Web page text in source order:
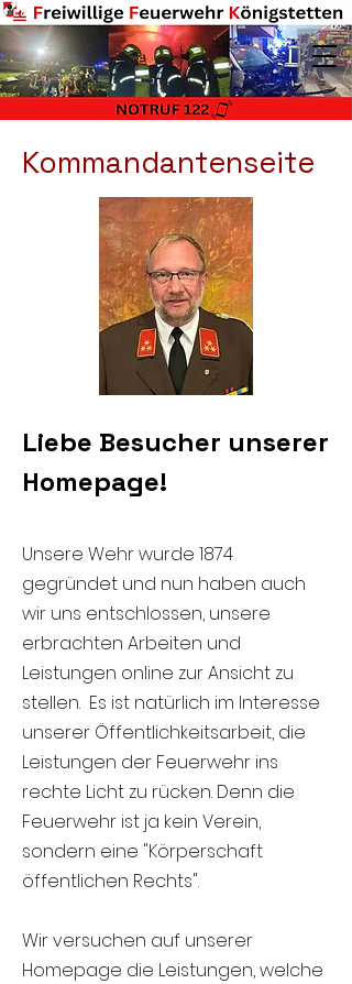
Kommandantenseite
Liebe Besucher unserer
Homepage!
Unsere Wehr wurde 1874
gegründet und nun haben auch
wir uns entschlossen, unsere
erbrachten Arbeiten und
Leistungen online zur Ansicht zu
stellen. Es ist natürlich im Interesse
unserer Öffentlichkeitsarbeit, die
Leistungen der Feuerwehr ins
rechte Licht zu rücken. Denn die
Feuerwehr ist ja kein Verein,
sondern eine "Körperschaft
öffentlichen Rechts".
Wir versuchen auf unserer
Homepage die Leistungen, welche